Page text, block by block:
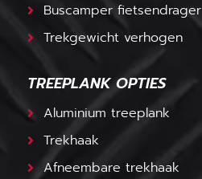
Buscamper fietsendrager
Trekgewicht verhogen
TREEPLANK OPTIES
Aluminium treeplank
Trekhaak
Afneembare trekhaak